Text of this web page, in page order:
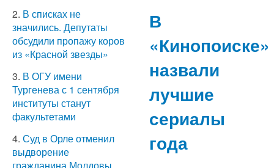
2. В списках не
значились. Депутаты
обсудили пропажу коров
из «Красной звезды»
3. В ОГУ имени
Тургенева с 1 сентября
институты станут
факультетами
4. Суд в Орле отменил
выдворение
В
«Кинопоиске»
назвали
лучшие
сериалы
года